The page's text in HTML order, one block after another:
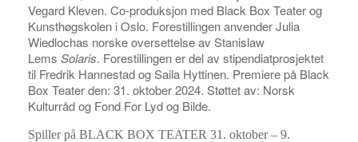
Vegard Kleven. Co-produksjon med Black Box Teater og
Kunsthøgskolen i Oslo. Forestillingen anvender Julia
Wiedlochas norske oversettelse av Stanislaw
Lems Solaris. Forestillingen er del av stipendiatprosjektet
til Fredrik Hannestad og Saila Hyttinen. Premiere på Black
Box Teater den: 31. oktober 2024. Støttet av: Norsk
Kulturråd og Fond For Lyd og Bilde.
Spiller på BLACK BOX TEATER 31. oktober – 9.